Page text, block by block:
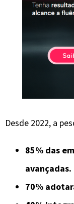
Desde 2022, a
85% das
avançadas.
70%